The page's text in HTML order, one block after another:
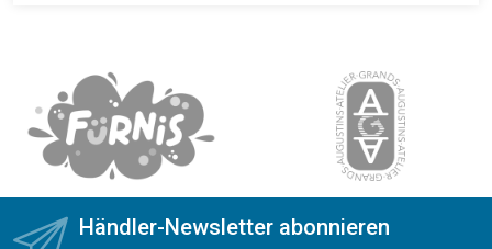
Händler-Newsletter abonnieren